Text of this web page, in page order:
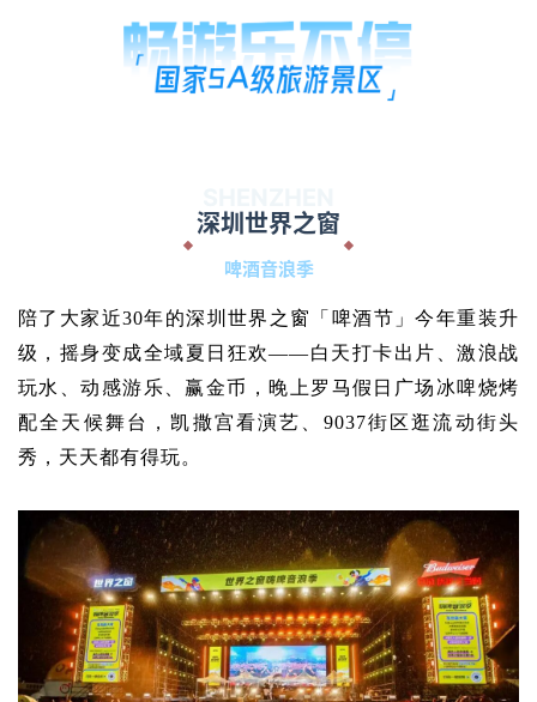
其他活动
深圳世界之窗
啤酒音浪季
陪了大家近30年的深圳世界之窗「啤酒节」今年重装升
级，摇身变成全域夏日狂欢——白天打卡出片、激浪战
玩水、动感游乐、赢金币，晚上罗马假日广场冰啤烧烤
配全天候舞台，凯撒宫看演艺、9037街区逛流动街头
秀，天天都有得玩。